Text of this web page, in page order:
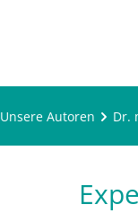
Unsere Autoren Dr.